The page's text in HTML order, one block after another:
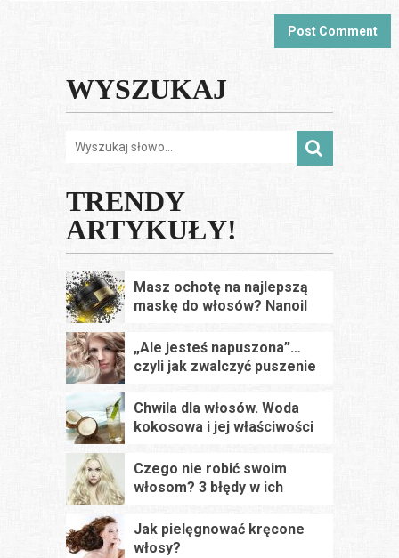
WYSZUKAJ
TRENDY
ARTYKUŁY!
Masz ochotę na najlepszą
maskę do włosów? Nanoil
test
„Ale jesteś napuszona”…
czyli jak zwalczyć puszenie
Chwila dla włosów. Woda
kokosowa i jej właściwości
Czego nie robić swoim
włosom? 3 błędy w ich
Jak pielęgnować kręcone
włosy?